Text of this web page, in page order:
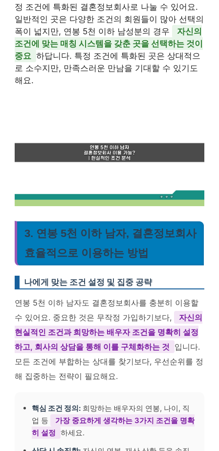
정 조건에 특화된 결혼정보회사로 나눌 수 있어요.
일반적인 곳은 다양한 조건의 회원들이 많아 선택의
폭이 넓지만, 연봉 5천 이하 남성분의 경우
자신의
조건에 맞는 매칭 시스템을 갖춘 곳을 선택하는 것이
중요 하답니다. 특정 조건에 특화된 곳은 상대적으
로 소수지만, 만족스러운 만남을 기대할 수 있기도
해요.
3. 연봉 5천 이하 남자, 결혼정보회사
효율적으로 이용하는 방법
나에게 맞는 조건 설정 및 집중 공략
연봉 5천 이하 남자도 결혼정보회사를 충분히 이용할
수 있어요. 중요한 것은 무작정 가입하기보다,
자신의
현실적인 조건과 희망하는 배우자 조건을 명확히 설정
하고, 회사의 상담을 통해 이를 구체화하는 것 입니다.
모든 조건에 부합하는 상대를 찾기보다, 우선순위를 정
해 집중하는 전략이 필요해요.
핵심 조건 정의: 희망하는 배우자의 연봉, 나이, 직
업 등
가장 중요하게 생각하는 3가지 조건을 명확
히 설정 하세요.